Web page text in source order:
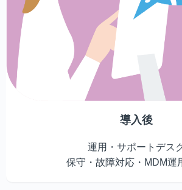
導入後
運用・サポートデス
保守・故障対応・MDM運